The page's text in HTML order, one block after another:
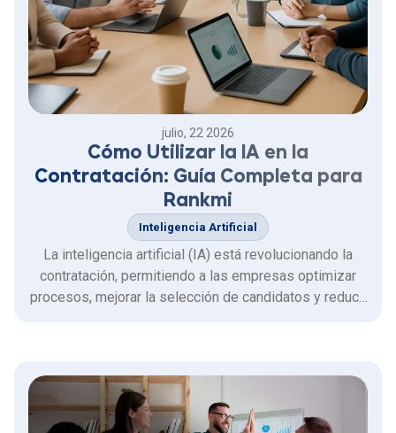
julio, 22 2026
Cómo Utilizar la IA en la
Contratación: Guía Completa para
Rankmi
Inteligencia Artificial
La inteligencia artificial (IA) está revolucionando la
contratación, permitiendo a las empresas optimizar
procesos, mejorar la selección de candidatos y reducir